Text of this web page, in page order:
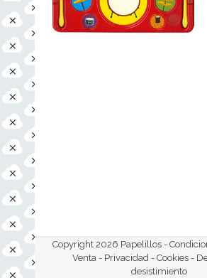
Copyright 2026 Papelillos -
Venta - Privacidad - Cookies -
desistimiento